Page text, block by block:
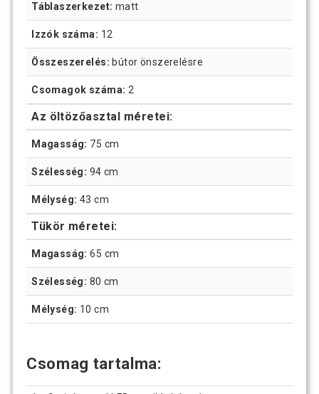
Táblaszerkezet: matt
Izzók száma: 12
Összeszerelés: bútor önszerelésre
Csomagok száma: 2
Az öltözőasztal méretei:
Magasság: 75 cm
Szélesség: 94 cm
Mélység: 43 cm
Tükör méretei:
Magasság: 65 cm
Szélesség: 80 cm
Mélység: 10 cm
Csomag tartalma: